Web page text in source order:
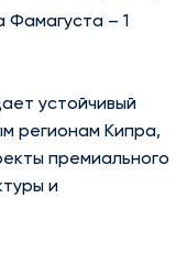
Фамагуста – 1
устойчивый
регионам Кипра,
премиального
и